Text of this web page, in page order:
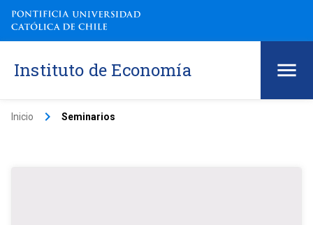
Instituto de Economía
Inicio keyboard_arrow_right Seminarios